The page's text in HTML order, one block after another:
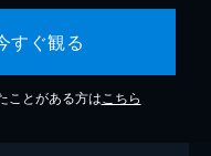
すぐ観る
ことがある方は こちら